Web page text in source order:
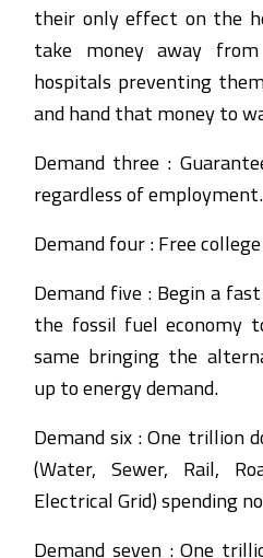
their only effect on the
take money away
hospitals preventing
and hand that money to
Demand three :
regardless of employment.
Demand four : Free
Demand five : Begin a
the fossil fuel economy
same bringing the
up to energy demand.
Demand six : One trillion
(Water, Sewer, Rail,
Electrical Grid) spending
Demand seven : One